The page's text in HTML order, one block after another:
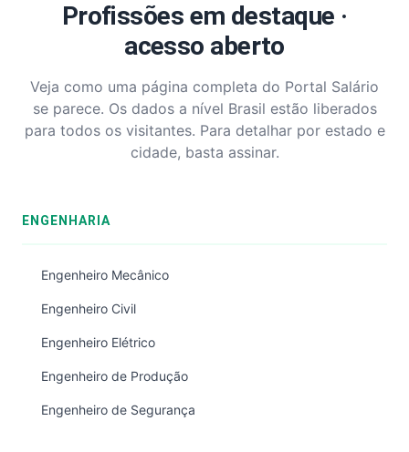
Profissões em destaque ·
acesso aberto
Veja como uma página completa do Portal Salário
se parece. Os dados a nível Brasil estão liberados
para todos os visitantes. Para detalhar por estado e
cidade, basta assinar.
ENGENHARIA
Engenheiro Mecânico
Engenheiro Civil
Engenheiro Elétrico
Engenheiro de Produção
Engenheiro de Segurança